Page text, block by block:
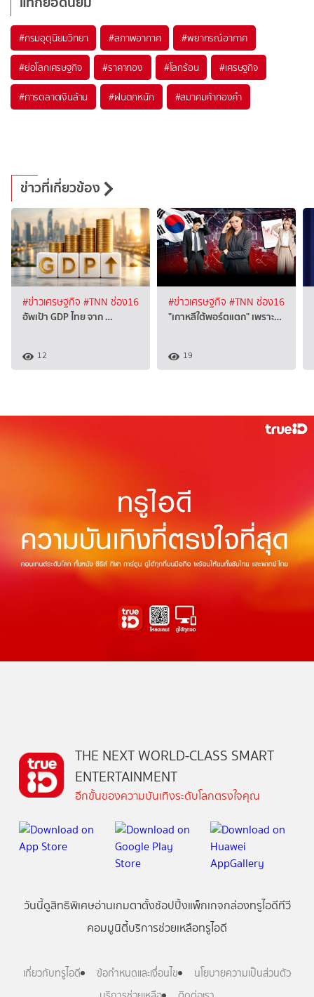
#กรมอุตุนิยมวิทยา #สภาพอากาศ #พยากรณ์อากาศ
#ย่อโลกเศรษฐกิจ #ราคาทอง #โลกร้อน #เศรษฐกิจ
#การตลาดเงินล้าน #ฝนตกหนัก #สมาคมค้าทองคำ
ข่าวที่เกี่ยวข้อง
#ข่าวเศรษฐกิจ #TNN ช่อง16
อัพเป้า GDP ไทย จาก …
12
#ข่าวเศรษฐกิจ #TNN ช่อง16
"เกาหลีใต้พอร์ตแตก" เพราะ…
19
THE NEXT WORLD-CLASS SMART
ENTERTAINMENT
อีกขั้นของความบันเทิงระดับโลกตรงใจคุณ
วันนี้ดูสิทธิพิเศษอ่านเกมตาตั้งช้อปปิ้งแพ็กเกจกล่องทรูไอดีทีวี
คอมมูนิตี้บริการช่วยเหลือทรูไอดี
เกี่ยวกับทรูไอดี ข้อกำหนดและเงื่อนไข
นโยบายความเป็นส่วนตัว